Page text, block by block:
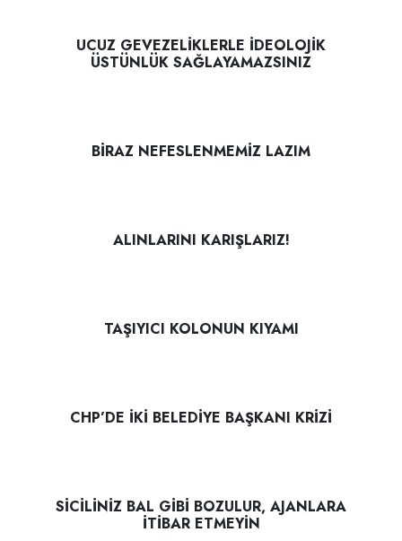
UCUZ GEVEZELİKLERLE İDEOLOJİK
ÜSTÜNLÜK SAĞLAYAMAZSINIZ
BİRAZ NEFESLENMEMİZ LAZIM
ALINLARINI KARIŞLARIZ!
TAŞIYICI KOLONUN KIYAMI
CHP’DE İKİ BELEDİYE BAŞKANI KRİZİ
SİCİLİNİZ BAL GİBİ BOZULUR, AJANLARA
İTİBAR ETMEYİN